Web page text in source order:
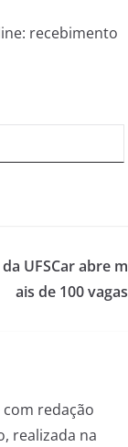
recebimento
UFSCar abre m
ais de 100 vagas
redação
realizada na